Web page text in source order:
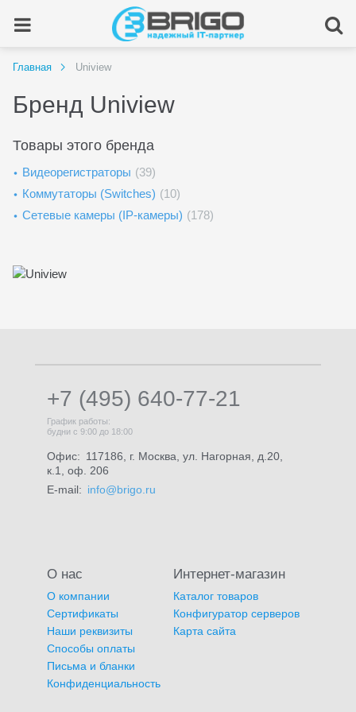
Главная Uniview
Бренд Uniview
Товары этого бренда
Видеорегистраторы (39)
Коммутаторы (Switches) (10)
Сетевые камеры (IP-камеры) (178)
+7 (495) 640-77-21
График работы:
будни с 9:00 до 18:00
Офис: 117186, г. Москва, ул. Нагорная, д.20,
к.1, оф. 206
E-mail: info@brigo.ru
О нас
О компании
Сертификаты
Наши реквизиты
Способы оплаты
Письма и бланки
Конфиденциальность
Интернет-магазин
Каталог товаров
Конфигуратор серверов
Карта сайта